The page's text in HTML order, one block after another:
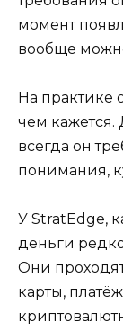
момент
вообще
На практике
чем кажется.
всегда он
понимания,
У StratEdge,
деньги редко
Они
карты,